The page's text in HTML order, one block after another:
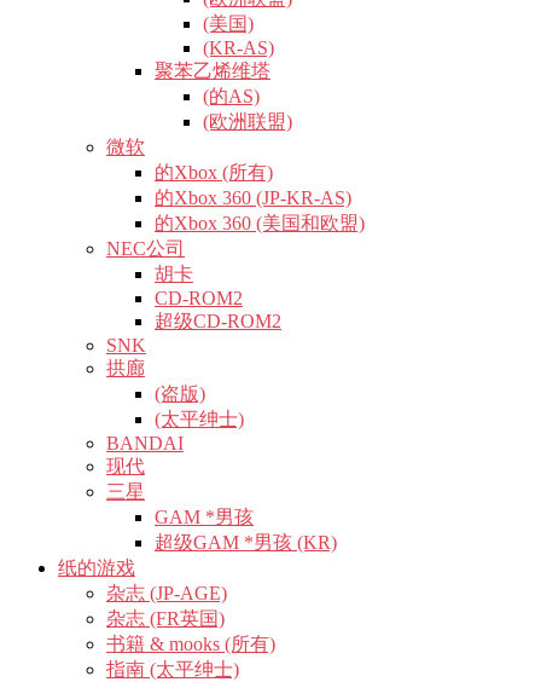
(美国)
(KR-AS)
聚苯乙烯维塔
(的AS)
(欧洲联盟)
微软
的Xbox (所有)
的Xbox 360 (JP-KR-AS)
的Xbox 360 (美国和欧盟)
NEC公司
胡卡
CD-ROM2
超级CD-ROM2
SNK
拱廊
(盗版)
(太平绅士)
BANDAI
现代
三星
GAM *男孩
超级GAM *男孩 (KR)
纸的游戏
杂志 (JP-AGE)
杂志 (FR英国)
书籍 & mooks (所有)
指南 (太平绅士)